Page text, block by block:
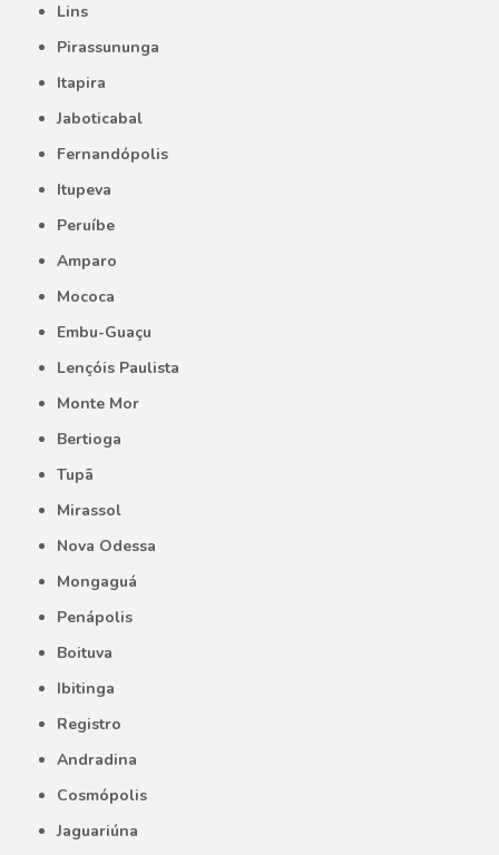
Lins
Pirassununga
Itapira
Jaboticabal
Fernandópolis
Itupeva
Peruíbe
Amparo
Mococa
Embu-Guaçu
Lençóis Paulista
Monte Mor
Bertioga
Tupã
Mirassol
Nova Odessa
Mongaguá
Penápolis
Boituva
Ibitinga
Registro
Andradina
Cosmópolis
Jaguariúna